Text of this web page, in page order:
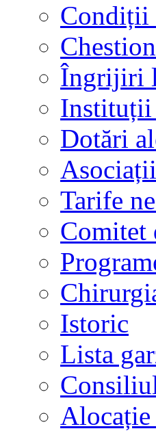
Condiții
Îngrijiri
Instituții
Dotări
Tarife
Comitet
Istoric
Lista
Alocație